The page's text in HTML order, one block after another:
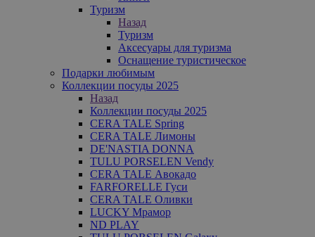
Туризм
Назад
Туризм
Аксесуары для туризма
Оснащение туристическое
Подарки любимым
Коллекции посуды 2025
Назад
Коллекции посуды 2025
CERA TALE Spring
CERA TALE Лимоны
DE'NASTIA DONNA
TULU PORSELEN Vendy
CERA TALE Авокадо
FARFORELLE Гуси
CERA TALE Оливки
LUCKY Мрамор
ND PLAY